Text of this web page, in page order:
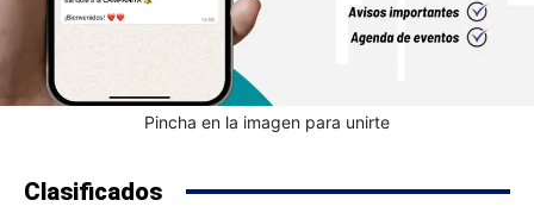
Pincha en la imagen para unirte
Clasificados